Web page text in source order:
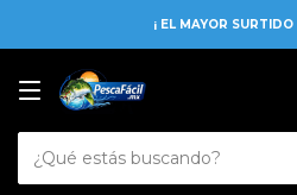
¡ EL MAYOR